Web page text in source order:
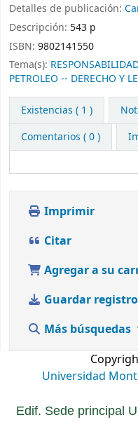
Detalles de publicación:
Descripción: 543 p
ISBN: 9802141550
Tema(s):
PETROLEO -- DERECHO Y
Existencias ( 1 )
Comentarios ( 0 )
Imprimir
Citar
Agregar a su
Guardar registro
Más búsquedas
Universidad
Edif. Sede principal